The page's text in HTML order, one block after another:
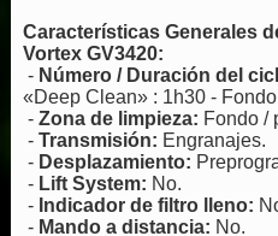
Características Generales
Vortex GV3420:
- Número / Duración del
«Deep Clean» : 1h30 -
- Zona de limpieza: Fondo /
-Transmisión: Engranajes.
-Desplazamiento:
-Lift System: No.
- Indicador de filtro lleno:
- Mando a distancia: No.